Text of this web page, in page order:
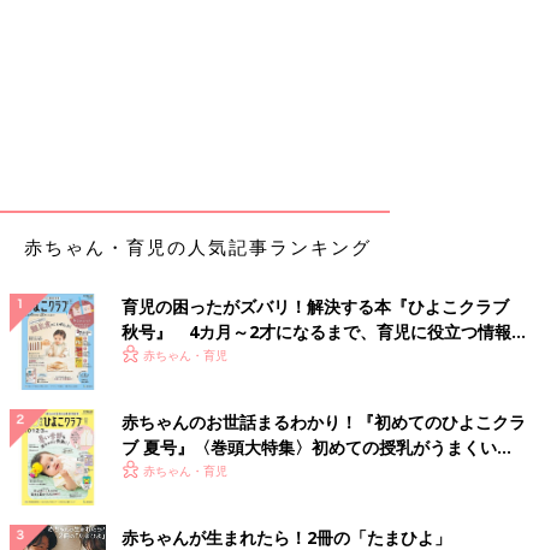
赤ちゃん・育児の人気記事ランキング
育児の困ったがズバリ！解決する本『ひよこクラブ
秋号』 4カ月～2才になるまで、育児に役立つ情報が
いっぱい！
赤ちゃん・育児
赤ちゃんのお世話まるわかり！『初めてのひよこクラ
ブ 夏号』〈巻頭大特集〉初めての授乳がうまくい
く！ おっぱい・ミルクの基本と夏のトラブル 解決テ
赤ちゃん・育児
赤ちゃんが生まれたら！2冊の「たまひよ」